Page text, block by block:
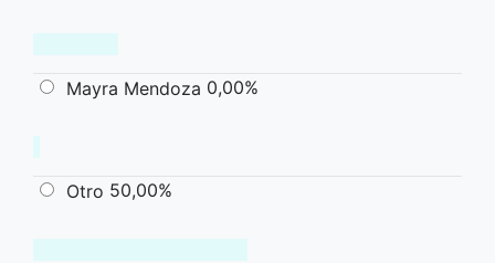
Mayra Mendoza 0,00%
Otro 50,00%